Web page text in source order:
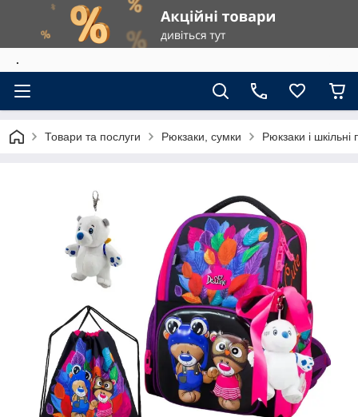
.
Товари та послуги Рюкзаки, сумки Рюкзаки і шкільні